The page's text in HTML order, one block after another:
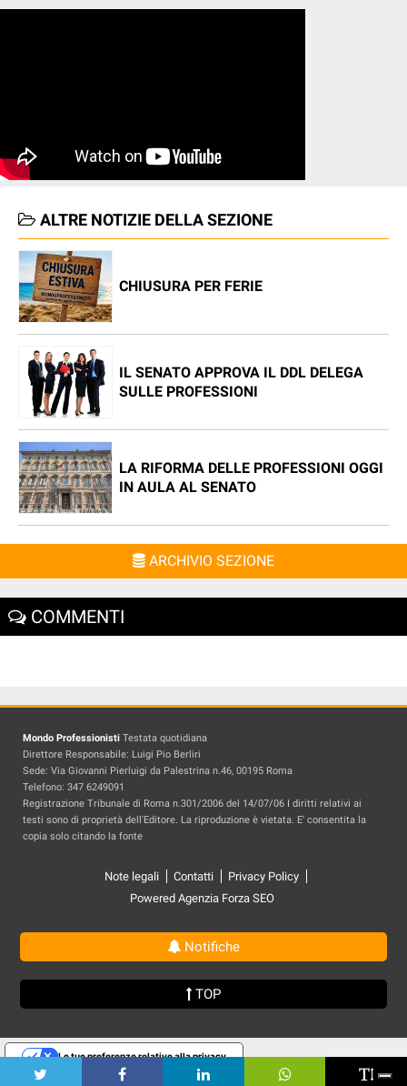
ALTRE NOTIZIE DELLA SEZIONE
CHIUSURA PER FERIE
IL SENATO APPROVA IL DDL DELEGA
SULLE PROFESSIONI
LA RIFORMA DELLE PROFESSIONI OGGI
IN AULA AL SENATO
ARCHIVIO SEZIONE
COMMENTI
Mondo Professionisti Testata quotidiana
Direttore Responsabile: Luigi Pio Berliri
Sede: Via Giovanni Pierluigi da Palestrina n.46, 00195 Roma
Telefono: 347 6249091
Registrazione Tribunale di Roma n.301/2006 del 14/07/06 I diritti relativi ai
testi sono di proprietà dell'Editore. La riproduzione è vietata. E' consentita la
copia solo citando la fonte
Note legali Contatti
Privacy Policy
Powered Agenzia Forza SEO
Notifiche
TOP
Informativa sulla raccolta
Le tue preferenze relative alla privacy